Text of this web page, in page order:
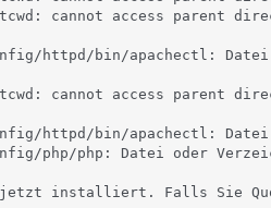
cannot access parent
httpd/bin/apachectl: Datei
cannot access parent
httpd/bin/apachectl: Datei
php/php: Datei oder
jetzt installiert. Falls Sie